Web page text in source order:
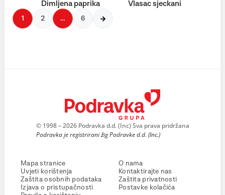
Dimljena paprika Vlasac sjeckani
1 2 … 6
© 1998 – 2026 Podravka d.d. (Inc) Sva prava pridržana
Podravka je registrirani žig Podravke d.d. (Inc.)
Mapa stranice
Uvjeti korištenja
Zaštita osobnih podataka
Izjava o pristupačnosti
O nama
Kontaktirajte nas
Zaštita privatnosti
Postavke kolačića